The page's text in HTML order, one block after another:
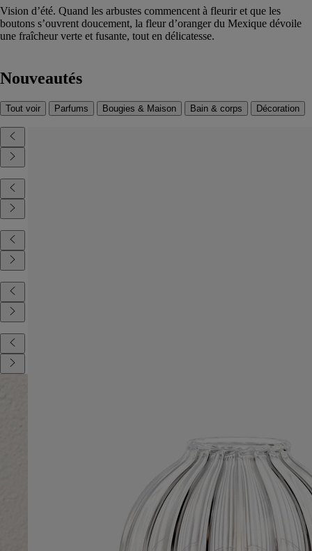
Vision d’été. Quand les arbustes commencent à fleurir et que les
boutons s’ouvrent doucement, la fleur d’oranger du Mexique dévoile
une fraîcheur verte et fusante, tout en délicatesse.
Nouveautés
Tout voir Parfums Bougies & Maison Bain & corps Décoration